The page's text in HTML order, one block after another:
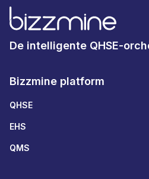
De intelligente QHSE-
Bizzmine platform
QHSE
EHS
QMS